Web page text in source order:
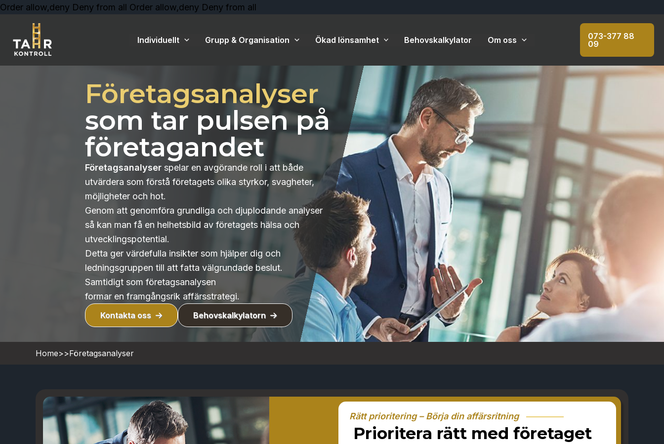
Order allow,deny Deny from all Order allow,deny Deny from all
innehåll
Individuellt Grupp & Organisation Ökad lönsamhet Behovskalkylator Om oss
073-377 88
09
Företagsanalyser
som tar pulsen på
företagandet
Företagsanalyser spelar en avgörande roll i att både
utvärdera som förstå företagets olika styrkor, svagheter,
möjligheter och hot.
Genom att genomföra grundliga och djuplodande analyser
så kan man få en helhetsbild av företagets hälsa och
utvecklingspotential.
Detta ger värdefulla insikter som hjälper dig och
ledningsgruppen till att fatta välgrundade beslut.
Samtidigt som företagsanalysen
formar en framgångsrik affärsstrategi.
Kontakta oss Behovskalkylatorn
Home>>Företagsanalyser
Rätt prioritering – Börja din affärsritning
Prioritera rätt med företaget